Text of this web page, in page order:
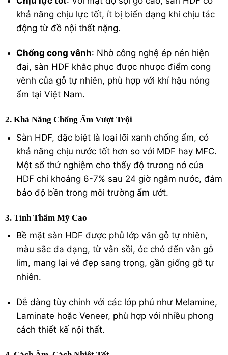
khả năng chịu lực tốt, ít bị biến dạng khi chịu tác
động từ đồ nội thất nặng.
Chống cong vênh: Nhờ công nghệ ép nén hiện
đại, sàn HDF khắc phục được nhược điểm cong
vênh của gỗ tự nhiên, phù hợp với khí hậu nóng
ẩm tại Việt Nam.
2. Khả Năng Chống Ẩm Vượt Trội
Sàn HDF, đặc biệt là loại lõi xanh chống ẩm, có
khả năng chịu nước tốt hơn so với MDF hay MFC.
Một số thử nghiệm cho thấy độ trương nở của
HDF chỉ khoảng 6-7% sau 24 giờ ngâm nước, đảm
bảo độ bền trong môi trường ẩm ướt.
3. Tính Thẩm Mỹ Cao
Bề mặt sàn HDF được phủ lớp vân gỗ tự nhiên,
màu sắc đa dạng, từ vân sồi, óc chó đến vân gỗ
lim, mang lại vẻ đẹp sang trọng, gần giống gỗ tự
nhiên.
Dễ dàng tùy chỉnh với các lớp phủ như Melamine,
Laminate hoặc Veneer, phù hợp với nhiều phong
cách thiết kế nội thất.